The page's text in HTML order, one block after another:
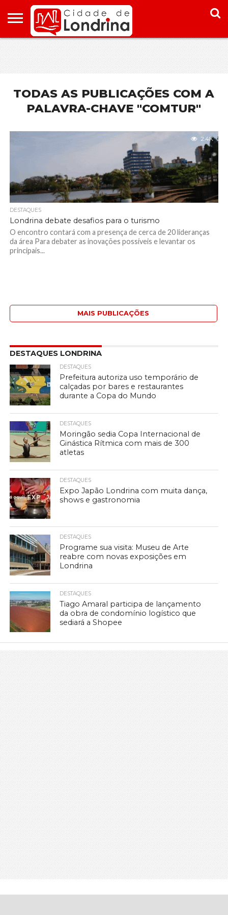
HOME
CONHEÇA
LONDRINA
PONTOS
TURÍSTICOS
ONDE
FICAR EM
LONDRINA
ONDE
COMER
EM
LONDRINA
TODAS AS PUBLICAÇÕES COM A
PALAVRA-CHAVE "COMTUR"
2.4K
DESTAQUES
Londrina debate desafios para o turismo
O encontro contará com a presença de cerca de 20 lideranças
da área Para debater as inovações possíveis e levantar os
principais...
MAIS PUBLICAÇÕES
DESTAQUES LONDRINA
DESTAQUES
Prefeitura autoriza uso temporário de
calçadas por bares e restaurantes
durante a Copa do Mundo
DESTAQUES
Moringão sedia Copa Internacional de
Ginástica Rítmica com mais de 300
atletas
DESTAQUES
Expo Japão Londrina com muita dança,
shows e gastronomia
DESTAQUES
Programe sua visita: Museu de Arte
reabre com novas exposições em
Londrina
DESTAQUES
Tiago Amaral participa de lançamento
da obra de condomínio logístico que
sediará a Shopee